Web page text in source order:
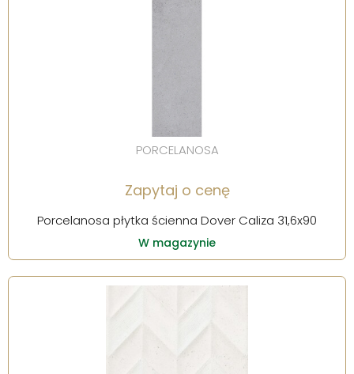
PORCELANOSA
Zapytaj o cenę
Porcelanosa płytka ścienna Dover Caliza 31,6x90
W magazynie